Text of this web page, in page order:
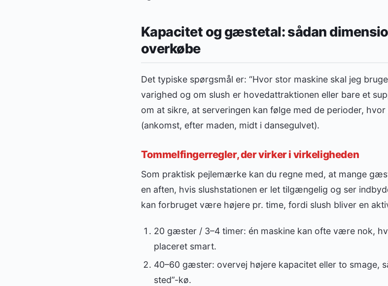
Kapacitet og gæstetal: sådan
overkøbe
Det typiske spørgsmål er: “Hvor stor maskine skal jeg
varighed og om slush er hovedattraktionen eller bare et
om at sikre, at serveringen kan følge med de perioder,
(ankomst, efter maden, midt i dansegulvet).
Tommelfingerregler, der virker i virkeligheden
Som praktisk pejlemærke kan du regne med, at mange
en aften, hvis slushstationen er let tilgængelig og ser
kan forbruget være højere pr. time, fordi slush bliver en
20 gæster / 3–4 timer: én maskine kan ofte være nok,
placeret smart.
40–60 gæster: overvej højere kapacitet eller to smage,
sted”-kø.